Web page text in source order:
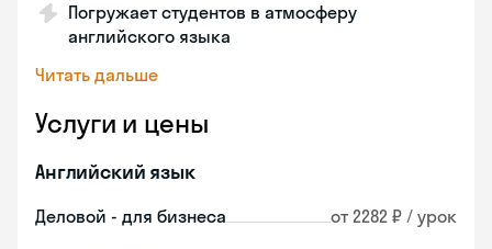
Погружает студентов в атмосферу
английского языка
Читать дальше
Услуги и цены
Английский язык
Деловой - для бизнеса от 2282 ₽ / урок